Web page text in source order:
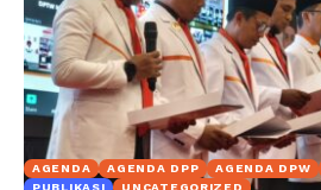
AGENDA AGENDA DPP AGENDA DPW
PUBLIKASI
UNCATEGORIZED